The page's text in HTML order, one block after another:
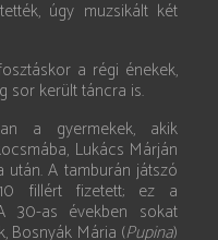
úgy muzsikált két
a régi énekek,
sor került táncra is.
a gyermekek, akik
Lukács Márján
után. A tamburán játszó
fillért fizetett; ez a
30-as években sokat
Bosnyák Mária (Pupina)